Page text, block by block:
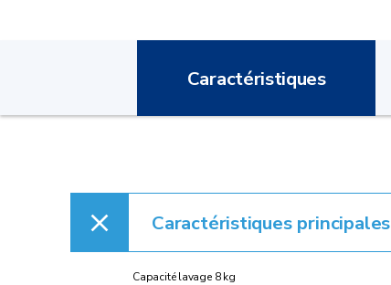
Caractéristiques
Caractéristiques principales
Capacité lavage 8 kg